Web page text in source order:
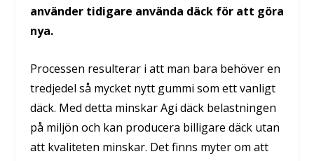
använder tidigare använda däck för att göra
nya.
Processen resulterar i att man bara behöver en
tredjedel så mycket nytt gummi som ett vanligt
däck. Med detta minskar Agi däck belastningen
på miljön och kan producera billigare däck utan
att kvaliteten minskar. Det finns myter om att